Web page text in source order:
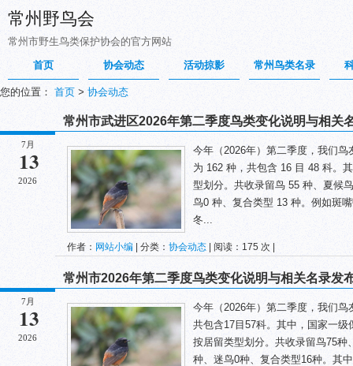
常州野鸟会
常州市野生鸟类保护协会的官方网站
首页
协会动态 活动掠影 常州鸟类名录
您的位置： 首页 > 协会动态
7月
13
2026
常州市武进区2026年第二季度鸟类变化说明与相关
今年（2026年）第二季度，我们
为 162 种，共包含 16 目 48 科。
型划分。共收录留鸟 55 种、夏候
鸟0 种、复合类型 13 种。例如斑
冬...
作者： 网站小编 | 分类： 协会动态 | 阅读：175 次 |
7月
13
2026
常州市2026年第二季度鸟类变化说明与相关名录发
今年（2026年）第二季度，我们
共包含17目57科。其中，国家一
按居留类型划分。共收录留鸟75种
种、迷鸟0种、复合类型16种。其